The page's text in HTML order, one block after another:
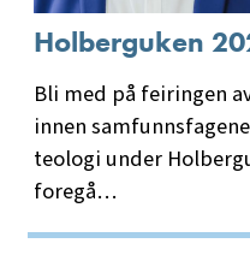
Holberguken
Bli med på feiringen
innen
teologi under
foregå…